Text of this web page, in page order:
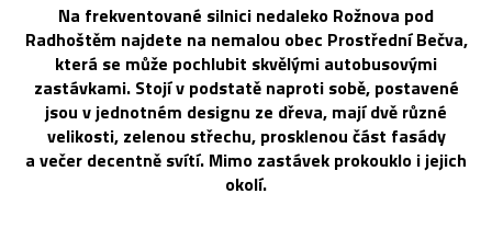
Na frekventované silnici nedaleko Rožnova pod
Radhoštěm najdete na nemalou obec Prostřední Bečva,
která se může pochlubit skvělými autobusovými
zastávkami. Stojí v podstatě naproti sobě, postavené
jsou v jednotném designu ze dřeva, mají dvě různé
velikosti, zelenou střechu, prosklenou část fasády
a večer decentně svítí. Mimo zastávek prokouklo i jejich
okolí.